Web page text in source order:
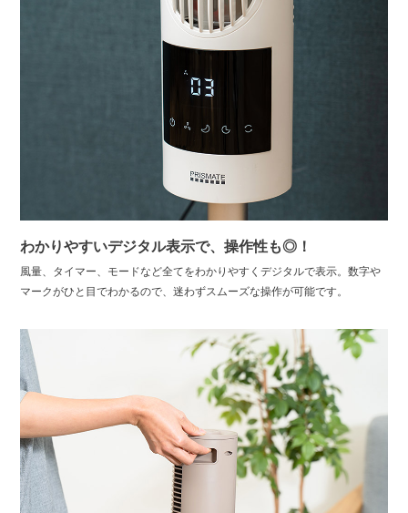
わかりやすいデジタル表示で、操作性も◎！
風量、タイマー、モードなど全てをわかりやすくデジタルで表示。数字や
マークがひと目でわかるので、迷わずスムーズな操作が可能です。